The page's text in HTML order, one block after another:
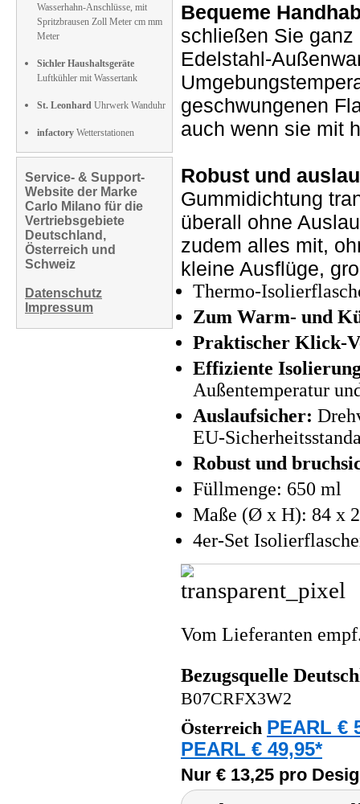
Wasserhahn-Anschlüsse, mit
Spritzbrausen Zoll Meter cm mm
Meter
Sichler Haushaltsgeräte
Luftkühler mit Wassertank
St. Leonhard Uhrwerk Wanduhr
infactory Wetterstationen
Service- & Support-
Website der Marke
Carlo Milano für die
Vertriebsgebiete
Deutschland,
Österreich und
Schweiz
Datenschutz
Impressum
Bequeme
schließen Sie
Edelstahl-
geschwungenen
auch wenn sie mit
Robust und
Gummidichtung
überall ohne
zudem alles mit,
kleine Ausflüge,
Thermo-
Zum Warm- und
Praktischer Klick-
Effiziente
Außentemperatur
Auslaufsicher:
EU-
Robust und
Füllmenge: 650 ml
Maße (Ø x H): 84 x
4er-Set
Vom Lieferanten
Bezugsquelle
B07CRFX3W2
Österreich PEARL €
PEARL € 49,95*
Nur € 13,25 pro